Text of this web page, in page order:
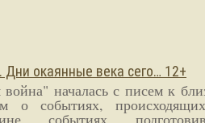
Дни окаянные века сего… 12+
началась с писем к
о событиях,
событиях,